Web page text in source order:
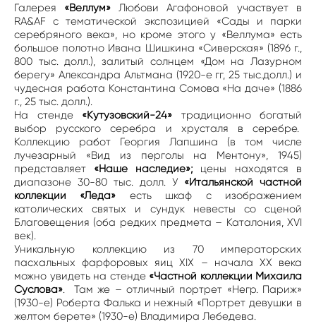
Галерея «Веллум» Любови Агафоновой участвует в
RA&AF с тематической экспозицией «Сады и парки
серебряного века», но кроме этого у «Веллума» есть
большое полотно Ивана Шишкина «Сиверская» (1896 г.,
800 тыс. долл.), залитый солнцем «Дом на Лазурном
берегу» Александра Альтмана (1920-е гг, 25 тыс.долл.) и
чудесная работа Константина Сомова «На даче» (1886
г., 25 тыс. долл.).
На стенде «Кутузовский-24» традиционно богатый
выбор русского серебра и хрусталя в серебре.
Коллекцию работ Георгия Лапшина (в том числе
лучезарный «Вид из перголы на Ментону», 1945)
представляет «Наше наследие»; цены находятся в
диапазоне 30-80 тыс. долл. У «Итальянской частной
коллекции «Леда» есть шкаф с изображением
католических святых и сундук невесты со сценой
Благовещения (оба редких предмета – Каталония, XVI
век).
Уникальную коллекцию из 70 императорских
пасхальных фарфоровых яиц XIX – начала ХХ века
можно увидеть на стенде «Частной коллекции Михаила
Суслова». Там же – отличный портрет «Негр. Париж»
(1930-е) Роберта Фалька и нежный «Портрет девушки в
желтом берете» (1930-е) Владимира Лебедева.